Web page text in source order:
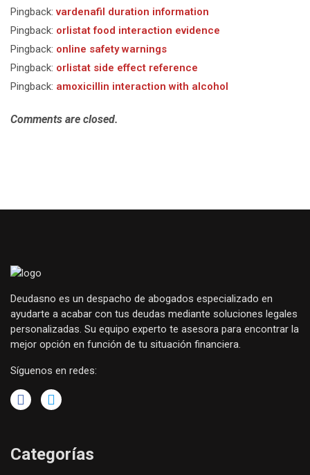
Pingback: vardenafil duration information
Pingback: orlistat food interaction evidence
Pingback: online safety warnings
Pingback: orlistat side effect reference
Pingback: amoxicillin interaction with alcohol
Comments are closed.
Deudasno es un despacho de abogados especializado en
ayudarte a acabar con tus deudas mediante soluciones legales
personalizadas. Su equipo experto te asesora para encontrar la
mejor opción en función de tu situación financiera.
Síguenos en redes:
Categorías